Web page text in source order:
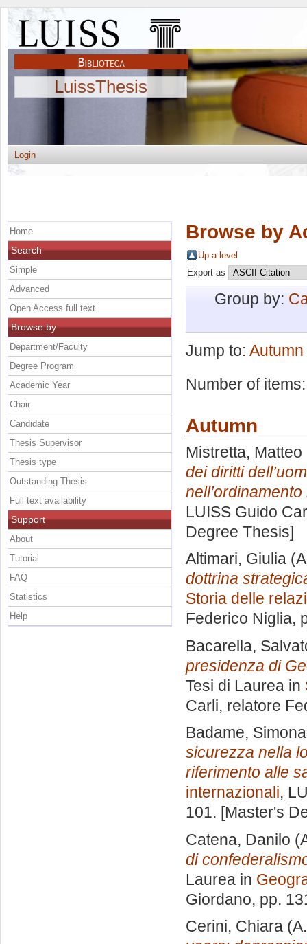
LuissThesis
Login
Browse by
Up a level
Export as
Group by:
Jump to: Autumn
Number of
Autumn
Mistretta, Matteo
dei diritti
LUISS Guido
Degree Thesis]
Altimari, Giulia
dottrina
Storia delle
Federico Niglia,
Bacarella,
presidenza di
Tesi di Laurea in
Carli, relatore
Badame, Simona
sicurezza nella
riferimento alle
internazionali,
101. [Master's
Catena, Danilo
di
Laurea in
Giordano, pp.
Cerini, Chiara
Home
Search
Simple
Advanced
Open Access full text
Browse by
Department/Faculty
Degree Program
Academic Year
Chair
Candidate
Thesis Supervisor
Thesis type
Outstanding Thesis
Full text availability
Support
About
Tutorial
FAQ
Statistics
Help